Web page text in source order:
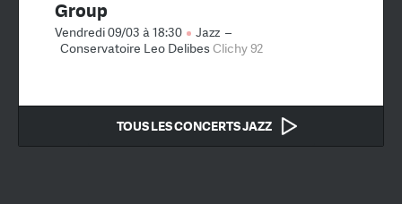
Group
Vendredi 09/03 à 18:30 Jazz –
Conservatoire Leo DelibesClichy 92
TOUS LES CONCERTS JAZZ